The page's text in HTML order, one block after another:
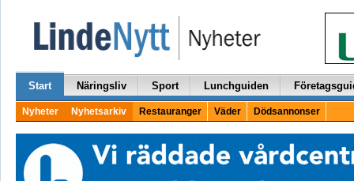
Start Näringsliv Sport Lunchguiden
Nyheter Nyhetsarkiv Restauranger Väder Dödsannonser